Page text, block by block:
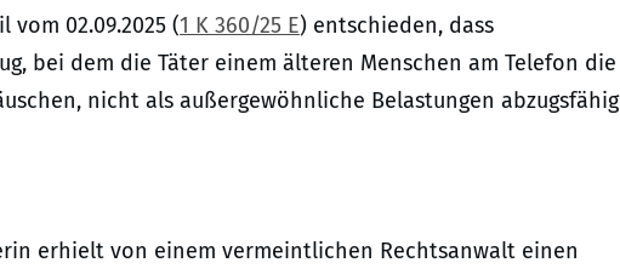
02.09.2025 (1 K 360/25 E) entschieden, dass
bei dem die Täter einem älteren Menschen am Telefon die
nicht als außergewöhnliche Belastungen abzugsfähig
erhielt von einem vermeintlichen Rechtsanwalt einen